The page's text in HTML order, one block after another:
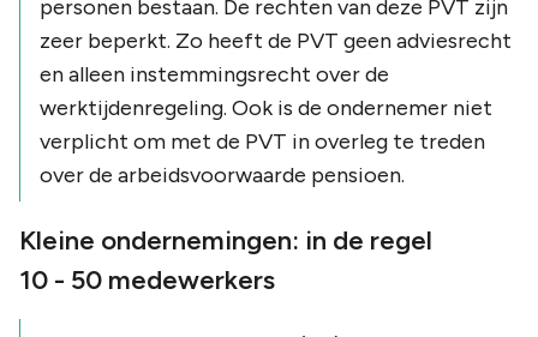
personen bestaan. De rechten van deze PVT zijn
zeer beperkt. Zo heeft de PVT geen adviesrecht
en alleen instemmingsrecht over de
werktijdenregeling. Ook is de ondernemer niet
verplicht om met de PVT in overleg te treden
over de arbeidsvoorwaarde pensioen.
Kleine ondernemingen: in de regel
10 - 50 medewerkers